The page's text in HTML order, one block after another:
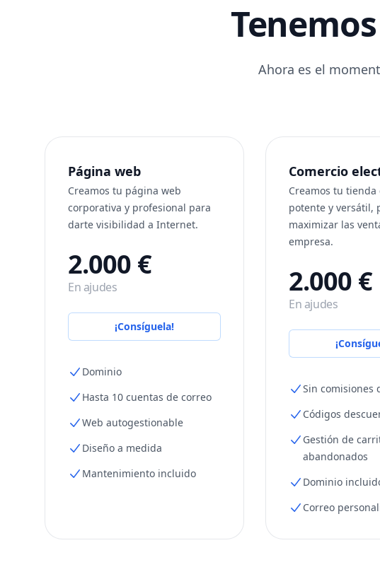
Ahora es el
Página web
Creamos tu página web
corporativa y profesional para
darte visibilidad a Internet.
2.000 €
En ajudes
¡Consíguela!
Dominio
Hasta 10 cuentas de correo
Web autogestionable
Diseño a medida
Mantenimiento incluido
Comercio
Creamos tu
potente y versátil,
maximizar las
empresa.
2.000 €
En ajudes
Sin comisiones
Códigos
Gestión de
abandonados
Dominio
Correo